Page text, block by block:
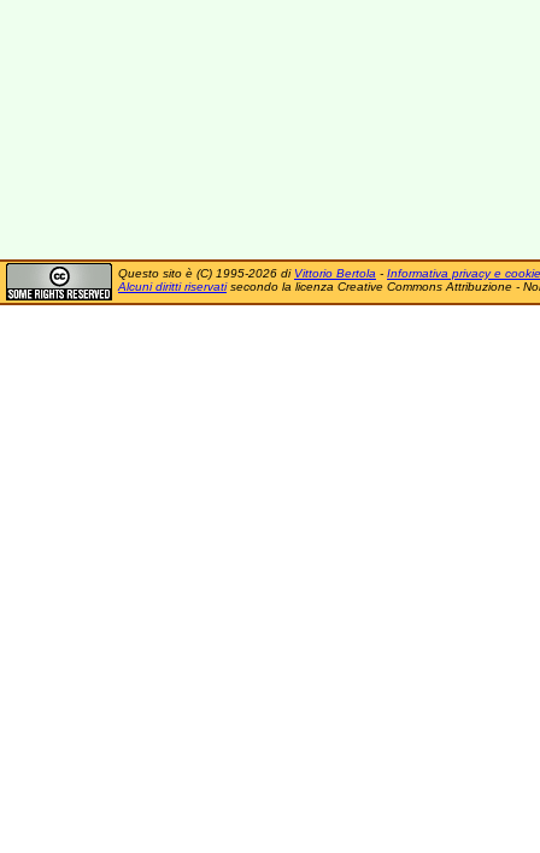
Questo sito è (C) 1995-2026 di Vittorio Bertola - Informativa privacy e cookie
Alcuni diritti riservatisecondo la licenza Creative Commons Attribuzione -